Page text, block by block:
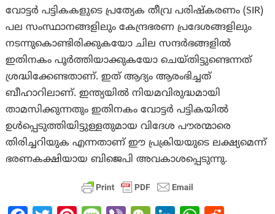
വോട്ടർ പട്ടികകളുടെ പ്രത്യേക തീവ്ര പരിഷ്കരണം (SIR)
പല സംസ്ഥാനങ്ങളിലും കേന്ദ്രഭരണ പ്രദേശങ്ങളിലും
നടന്നുകൊണ്ടിരിക്കുകയോ ചില സന്ദർഭങ്ങളിൽ
ഇതിനകം പൂർത്തിയാക്കുകയോ ചെയ്തിട്ടുണ്ടെന്നത്
ശ്രദ്ധിക്കേണ്ടതാണ്. ഇത് ആദ്യം ആരംഭിച്ചത്
ബീഹാറിലാണ്. ഇന്ത്യയിൽ നിയമവിരുദ്ധമായി
താമസിക്കുന്നതും ഇതിനകം വോട്ടർ പട്ടികയിൽ
ഉൾപ്പെടുത്തിയിട്ടുള്ളതുമായ വിദേശ പൗരന്മാരെ
തിരിച്ചറിയുക എന്നതാണ് ഈ പ്രക്രിയയുടെ ലക്ഷ്യമെന്ന്
ഭരണകക്ഷിയായ ബിജെപി അവകാശപ്പെടുന്നു.